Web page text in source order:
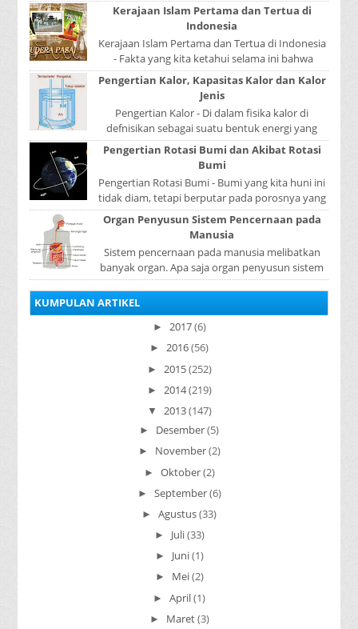
yang ditunjukkan oleh termometer Reamur, ...
Kerajaan Islam Pertama dan Tertua di
Indonesia
Kerajaan Islam Pertama dan Tertua di Indonesia
- Fakta yang kita ketahui selama ini bahwa
kerajaan Samudera Pasai merupakan kerajaan ...
Pengertian Kalor, Kapasitas Kalor dan Kalor
Jenis
Pengertian Kalor - Di dalam fisika kalor di
defnisikan sebagai suatu bentuk energi yang
dapat berpindah atau mengalir dari benda yang
...
Pengertian Rotasi Bumi dan Akibat Rotasi
Bumi
Pengertian Rotasi Bumi - Bumi yang kita huni ini
tidak diam, tetapi berputar pada porosnya yang
disebut rotasi bumi. Waktu yang diperlukan...
Organ Penyusun Sistem Pencernaan pada
Manusia
Sistem pencernaan pada manusia melibatkan
banyak organ. Apa saja organ penyusun sistem
pencernaan pada manusia ? Organ penyusun
KUMPULAN ARTIKEL
► 2017(6)
► 2016(56)
► 2015(252)
► 2014(219)
▼ 2013(147)
► Desember(5)
► November(2)
► Oktober(2)
► September(6)
► Agustus(33)
► Juli(33)
► Juni(1)
► Mei(2)
► April(1)
► Maret(3)